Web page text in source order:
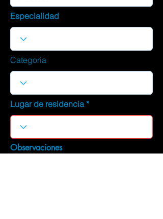
Especialidad
Categoria
Lugar de residencia
Observaciones